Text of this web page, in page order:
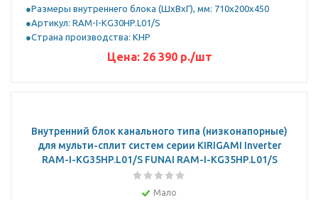
Размеры внутреннего блока (ШхВхГ), мм: 710x200x450
Артикул: RAM-I-KG30HP.L01/S
Страна производства: КНР
Цена: 26 390р./шт
Внутренний блок канального типа (низконапорные)
для мульти-сплит систем серии KIRIGAMI Inverter
RAM-I-KG35HP.L01/S FUNAI RAM-I-KG35HP.L01/S
Мало